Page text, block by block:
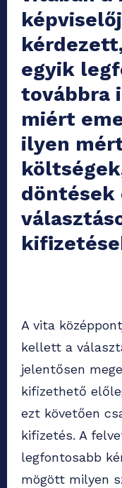
egyik
továbbra
miért
ilyen
döntések
A vita
kellett a
jelentősen
kifizethető
ezt követően
kifizetés. A
legfontosabb
mögött milyen